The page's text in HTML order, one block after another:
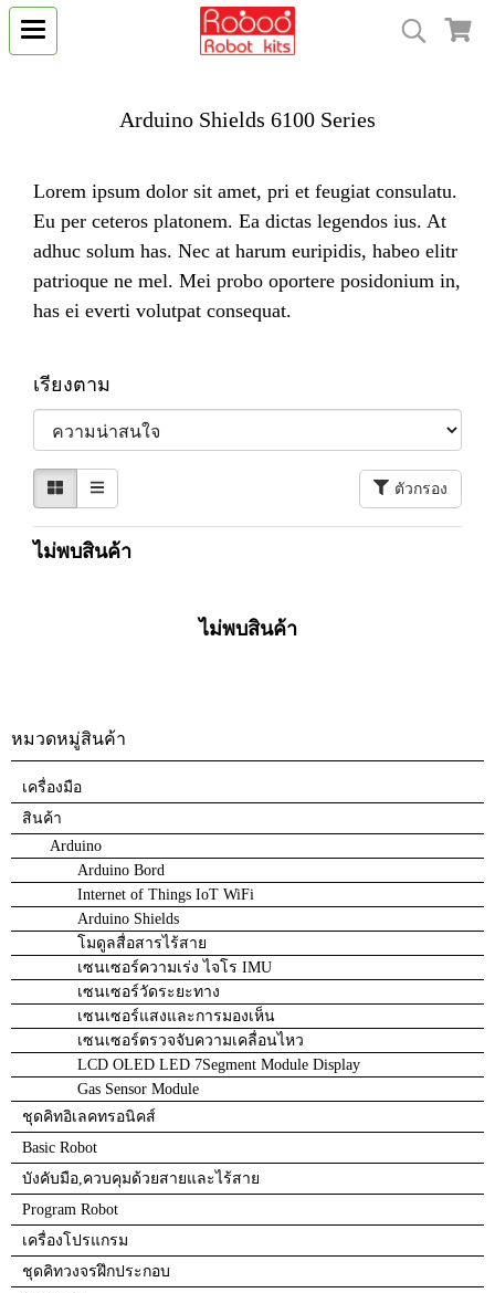
Arduino Shields 6100 Series
Lorem ipsum dolor sit amet, pri et feugiat consulatu.
Eu per ceteros platonem. Ea dictas legendos ius. At
adhuc solum has. Nec at harum euripidis, habeo elitr
patrioque ne mel. Mei probo oportere posidonium in,
has ei everti volutpat consequat.
เรียงตาม
ตัวกรอง
ไม่พบสินค้า
ไม่พบสินค้า
หมวดหมู่สินค้า
เครื่องมือ
สินค้า
Arduino
Arduino Bord
Internet of Things IoT WiFi
Arduino Shields
โมดูลสื่อสารไร้สาย
เซนเซอร์ความเร่ง ไจโร IMU
เซนเซอร์วัดระยะทาง
เซนเซอร์แสงและการมองเห็น
เซนเซอร์ตรวจจับความเคลื่อนไหว
LCD OLED LED 7Segment Module Display
Gas Sensor Module
ชุดคิทอิเลคทรอนิคส์
Basic Robot
บังคับมือ,ควบคุมด้วยสายและไร้สาย
Program Robot
เครื่องโปรแกรม
ชุดคิทวงจรฝึกประกอบ